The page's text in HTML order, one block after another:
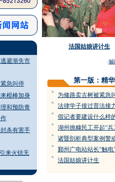
避渐失市
急叫停
棍棒加身
和预防青
杀有害手
来火铳无
法国姑娘讲计生
贼
第一版：精
= 为修路卖古树被紧急
= 法律学子接过普法接
= 假记者要建设什么样
= 湖州挑糠民工开起“兵
= 诸暨剖析典型案例警
= 鄞州广电站站长“触电
= 法国姑娘讲计生